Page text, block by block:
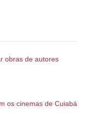
obras de autores
os cinemas de Cuiabá